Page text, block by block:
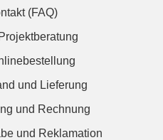
(FAQ)
und Lieferung
und Rechnung
und Reklamation